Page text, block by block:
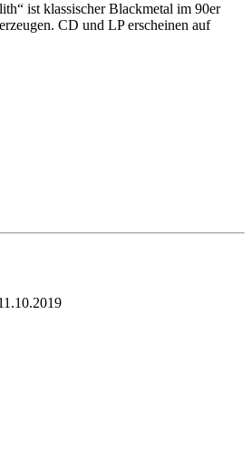
ist klassischer Blackmetal im 90er
CD und LP erscheinen auf